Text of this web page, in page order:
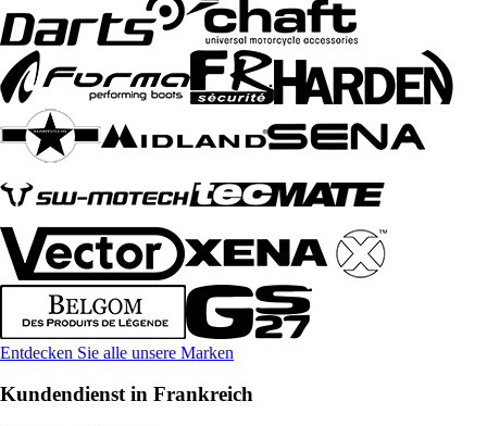
Entdecken Sie alle unsere Marken
Kundendienst in Frankreich